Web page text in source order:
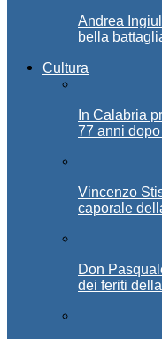
Andrea
bella
Cultura
In Calabria
77 anni
Vincenzo
caporale
Don
dei feriti